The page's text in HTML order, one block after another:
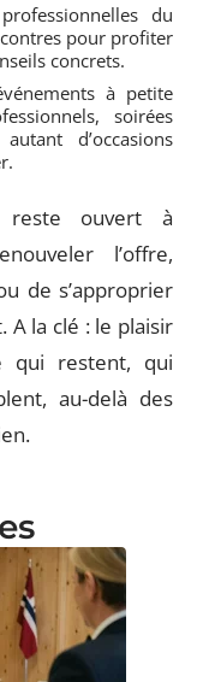
du
pour profiter
concrets.
à petite
soirées
d’occasions
reste ouvert à
l’offre,
de s’approprier
la clé : le plaisir
qui restent, qui
au-delà des